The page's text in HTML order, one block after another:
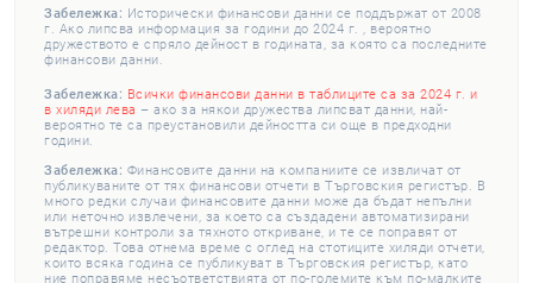
Забележка: Исторически финансови данни се поддържат от 2008
г. Ако липсва информация за години до 2024 г. , вероятно
дружеството е спряло дейност в годината, за която са последните
финансови данни.
Забележка: Всички финансови данни в таблиците са за 2024 г. и
в хиляди лева – ако за някои дружества липсват данни, най-
вероятно те са преустановили дейността си още в предходни
години.
Забележка: Финансовите данни на компаниите се извличат от
публикуваните от тях финансови отчети в Търговския регистър. В
много редки случаи финансовите данни може да бъдат непълни
или неточно извлечени, за което са създадени автоматизирани
вътрешни контроли за тяхното откриване, и те се поправят от
редактор. Това отнема време с оглед на стотиците хиляди отчети,
които всяка година се публикуват в Търговския регистър, като
ние поправяме несъответствията от по-големите към по-малките